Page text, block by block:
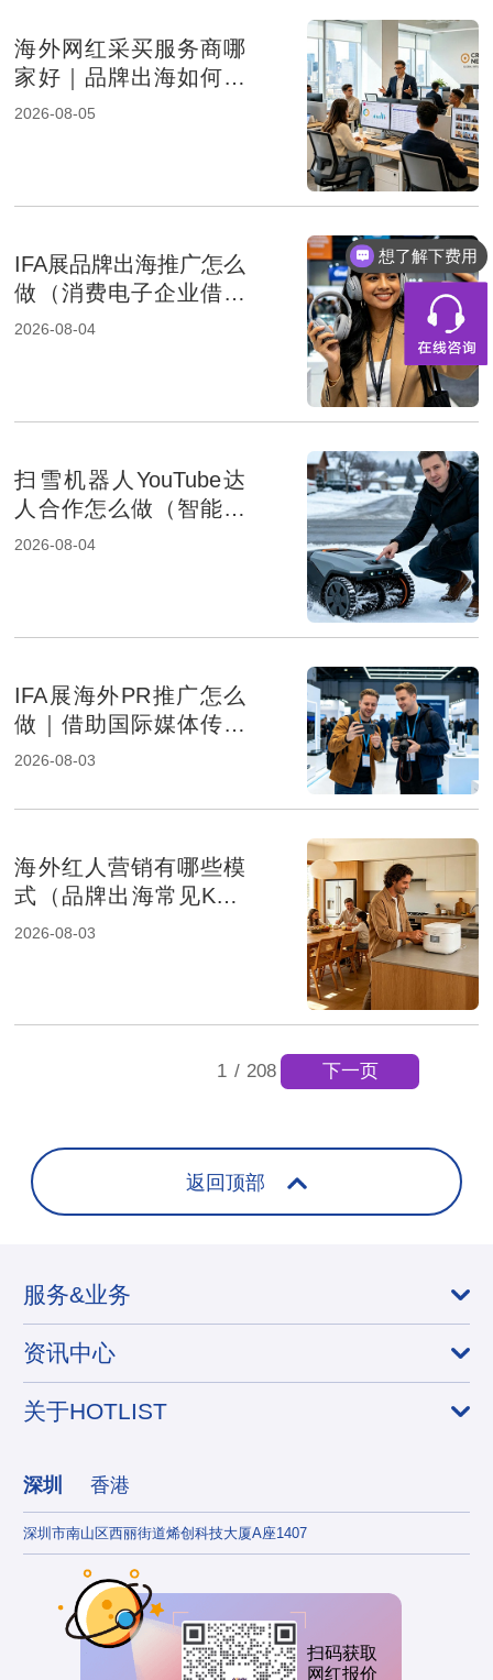
海外网红采买服务商哪
家好｜品牌出海如何选
择专业KOL采购机构
2026-08-05
IFA展品牌出海推广怎么
做（消费电子企业借助
展会出海）
2026-08-04
扫雪机器人YouTube达
人合作怎么做（智能家
居品牌出海策略）
2026-08-04
IFA展海外PR推广怎么
做｜借助国际媒体传播
提升消费电子品牌影响
2026-08-03
海外红人营销有哪些模
式（品牌出海常见KOL
合作方式解析）
2026-08-03
1 / 208 下一页
返回顶部
服务&业务
资讯中心
关于HOTLIST
深圳 香港
深圳市南山区西丽街道烯创科技大厦A座1407
扫码获取
网红报价
想了解下费用